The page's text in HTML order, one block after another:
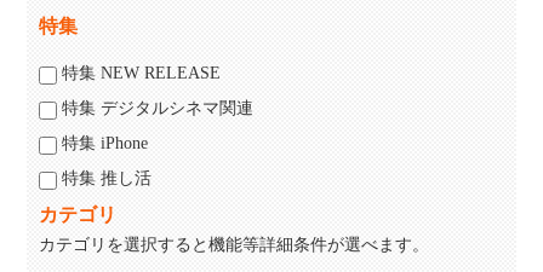
特集
特集 NEW RELEASE
特集 デジタルシネマ関連
特集 iPhone
特集 推し活
カテゴリ
カテゴリを選択すると機能等詳細条件が選べます。